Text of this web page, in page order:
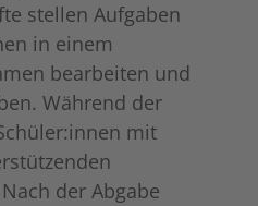
stellen Aufgaben
in einem
bearbeiten und
Während der
mit
der Abgabe